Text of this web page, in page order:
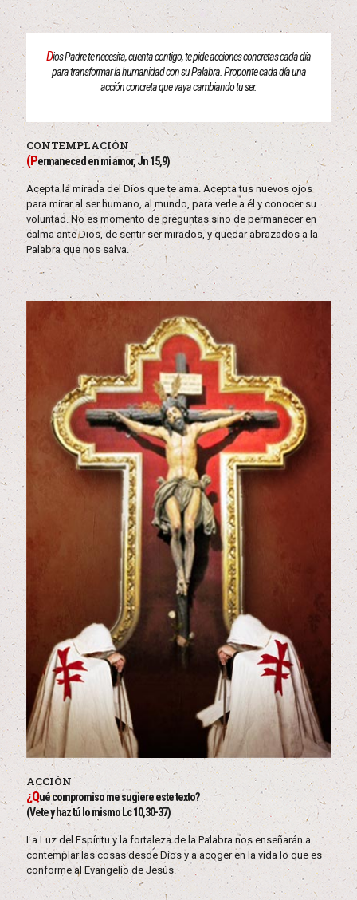
Dios Padre te necesita, cuenta contigo, te pide acciones concretas cada día
para transformar la humanidad con su Palabra. Proponte cada día una
acción concreta que vaya cambiando tu ser.
CONTEMPLACIÓN
(Permaneced en mi amor, Jn 15,9)
Acepta la mirada del Dios que te ama. Acepta tus nuevos ojos
para mirar al ser humano, al mundo, para verle a él y conocer su
voluntad. No es momento de preguntas sino de permanecer en
calma ante Dios, de sentir ser mirados, y quedar abrazados a la
Palabra que nos salva.
ACCIÓN
¿Qué compromiso me sugiere este texto?
(Vete y haz tú lo mismo Lc 10,30-37)
La Luz del Espíritu y la fortaleza de la Palabra nos enseñarán a
contemplar las cosas desde Dios y a acoger en la vida lo que es
conforme al Evangelio de Jesús.